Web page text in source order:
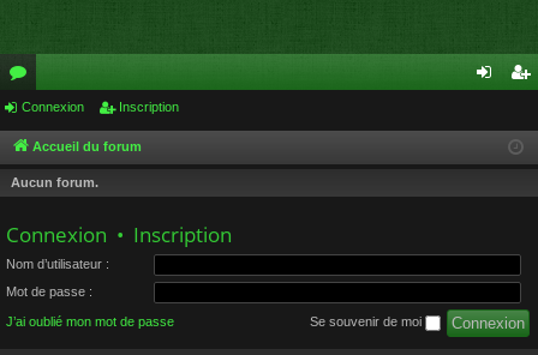
or
u
m
cri
Connexion Inscription
Accueil du forum
Aucun forum.
Connexion • Inscription
Nom d’utilisateur :
Mot de passe :
J’ai oublié mon mot de passe Se souvenir de moi